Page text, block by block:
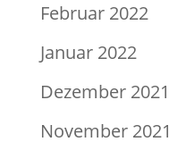
Februar 2022
Januar 2022
Dezember 2021
November 2021